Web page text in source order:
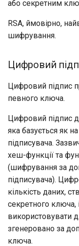
або секретним
RSA, ймовірно,
шифрування.
Цифровий
Цифровий підпис
певного ключа.
Цифровий підпис
яка базується як
підписувача.
хеш-функції та
(шифрування за
підписувача).
кількість даних,
секретного
використовувати
згенеровано за
ключа.